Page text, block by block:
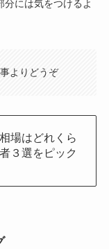
には気をつけるよ
よりどうぞ
場はどれくら
３選をピック